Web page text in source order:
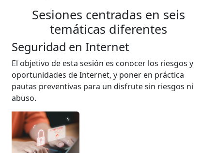
Sesiones centradas en seis
temáticas diferentes
Seguridad en Internet
El objetivo de esta sesión es conocer los riesgos y
oportunidades de Internet, y poner en práctica
pautas preventivas para un disfrute sin riesgos ni
abuso.